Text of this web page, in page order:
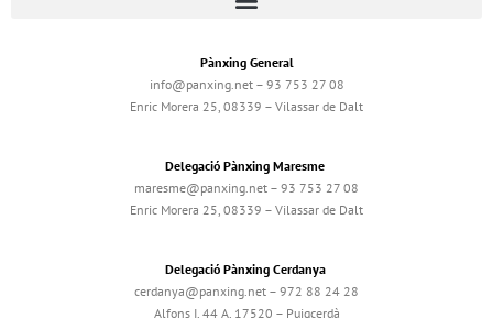
Pànxing General
info@panxing.net – 93 753 27 08
Enric Morera 25, 08339 – Vilassar de Dalt
Delegació Pànxing Maresme
maresme@panxing.net – 93 753 27 08
Enric Morera 25, 08339 – Vilassar de Dalt
Delegació Pànxing Cerdanya
cerdanya@panxing.net – 972 88 24 28
Alfons I, 44 A, 17520 – Puigcerdà